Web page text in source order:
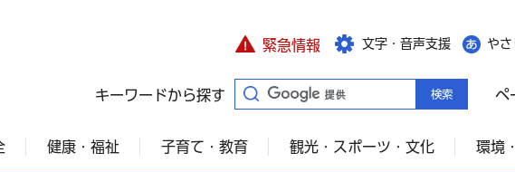
緊急情報 文字・音声支援 や
キーワードから探す ペ
健康・福祉 子育て・教育 観光・スポーツ・文化 環境